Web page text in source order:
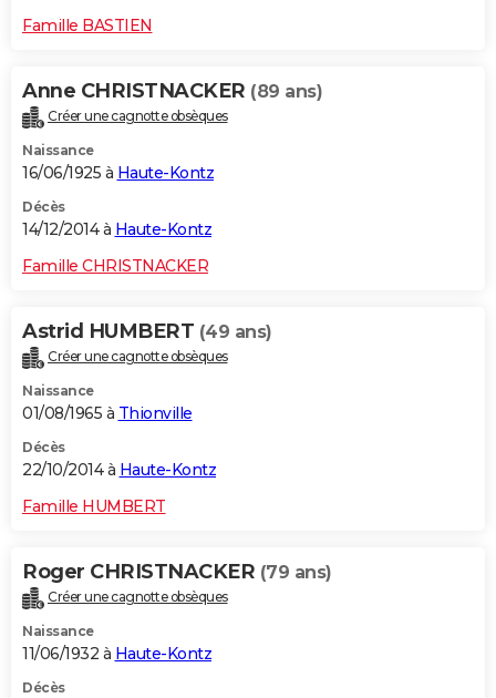
Famille BASTIEN
Anne CHRISTNACKER (89 ans)
Créer une cagnotte obsèques
Naissance
16/06/1925 à Haute-Kontz
Décès
14/12/2014 à Haute-Kontz
Famille CHRISTNACKER
Astrid HUMBERT (49 ans)
Créer une cagnotte obsèques
Naissance
01/08/1965 à Thionville
Décès
22/10/2014 à Haute-Kontz
Famille HUMBERT
Roger CHRISTNACKER (79 ans)
Créer une cagnotte obsèques
Naissance
11/06/1932 à Haute-Kontz
Décès